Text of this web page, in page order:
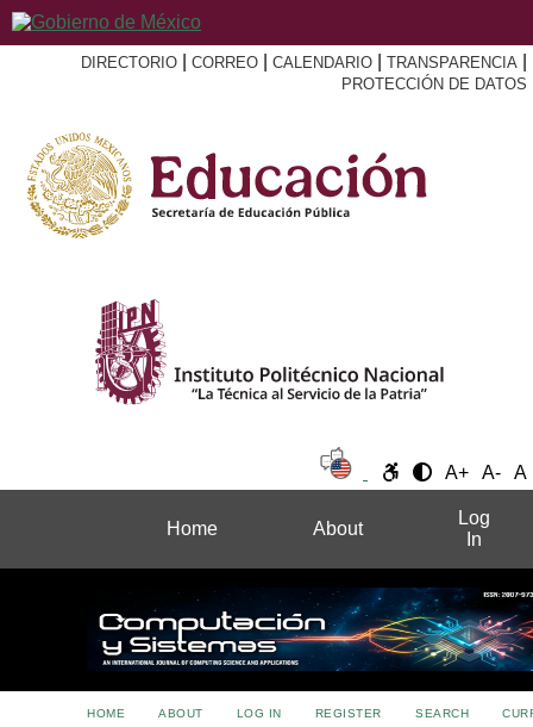
DIRECTORIO CORREO CALENDARIO TRANSPARENCIA
PROTECCIÓN DE DATOS
A+ A- A
Home About
Log
In
HOME ABOUT LOG IN REGISTER SEARCH